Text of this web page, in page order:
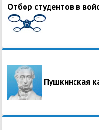
Отбор студентов в
Пушкинская